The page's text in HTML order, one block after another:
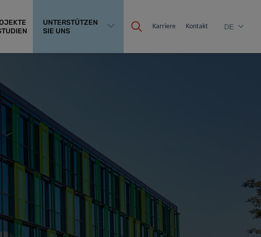
UNTERSTÜTZEN
SIE UNS
Karriere Kontakt DE